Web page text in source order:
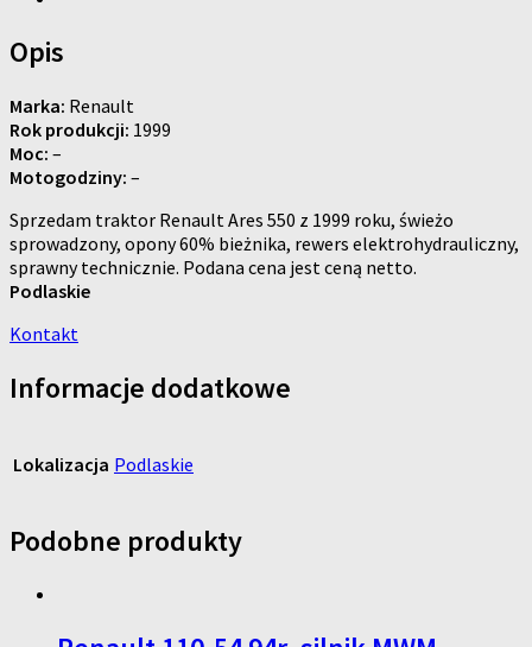
Opis
Marka: Renault
Rok produkcji: 1999
Moc: –
Motogodziny: –
Sprzedam traktor Renault Ares 550 z 1999 roku, świeżo
sprowadzony, opony 60% bieżnika, rewers elektrohydrauliczny,
sprawny technicznie. Podana cena jest ceną netto.
Podlaskie
Kontakt
Informacje dodatkowe
Lokalizacja Podlaskie
Podobne produkty